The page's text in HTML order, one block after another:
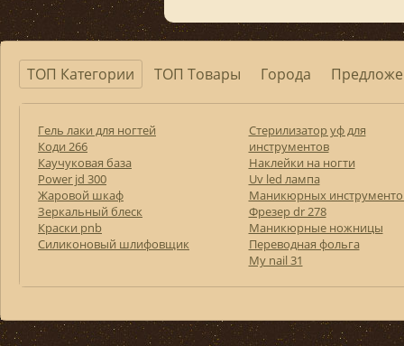
ТОП Категории ТОП Товары Города
Гель лаки для ногтей
Коди 266
Каучуковая база
Power jd 300
Жаровой шкаф
Зеркальный блеск
Краски pnb
Силиконовый шлифовщик
Стерилизатор уф для
инструментов
Наклейки на ногти
Uv led лампа
Маникюрных
Фрезер dr 278
Маникюрные ножницы
Переводная фольга
My nail 31